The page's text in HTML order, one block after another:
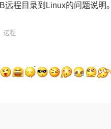
远程目录到Linux的问题说明。
远程